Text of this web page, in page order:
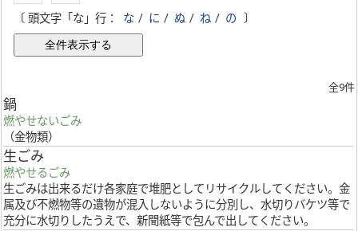
〔 頭文字「な」行：
な / に / ぬ / ね / の 〕
全9件
鍋
燃やせないごみ
（金物類）
生ごみ
燃やせるごみ
生ごみは出来るだけ各家庭で堆肥としてリサイクルしてください。金
属及び不燃物等の遺物が混入しないように分別し、水切りバケツ等で
充分に水切りしたうえで、新聞紙等で包んで出してください。